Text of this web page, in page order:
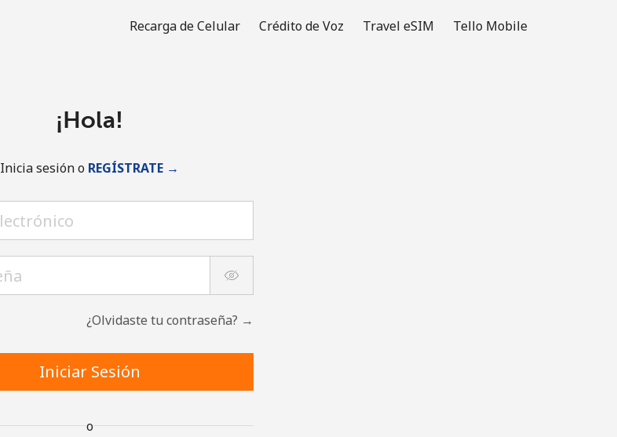
Recarga de Celular Crédito de Voz Travel eSIM Tello Mobile
¡Hola!
Inicia sesión o REGÍSTRATE →
¿Olvidaste tu contraseña? →
Iniciar Sesión
o